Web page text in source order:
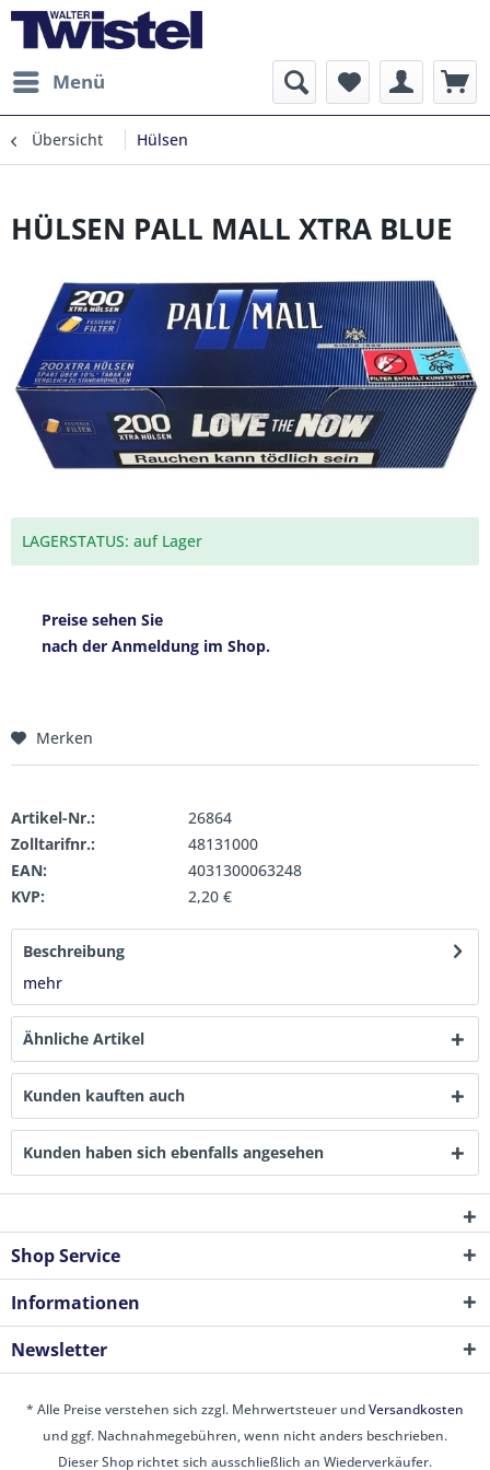
Menü
Übersicht Hülsen
HÜLSEN PALL MALL XTRA BLUE
LAGERSTATUS: auf Lager
Preise sehen Sie
nach der Anmeldung im Shop.
Merken
Artikel-Nr.:
26864
Zolltarifnr.:
48131000
EAN:
4031300063248
KVP:
2,20 €
Beschreibung
mehr
Ähnliche Artikel
Kunden kauften auch
Kunden haben sich ebenfalls angesehen
Shop Service
Informationen
Newsletter
* Alle Preise verstehen sich zzgl. Mehrwertsteuer undVersandkosten
und ggf. Nachnahmegebühren, wenn nicht anders beschrieben.
Dieser Shop richtet sich ausschließlich an Wiederverkäufer.